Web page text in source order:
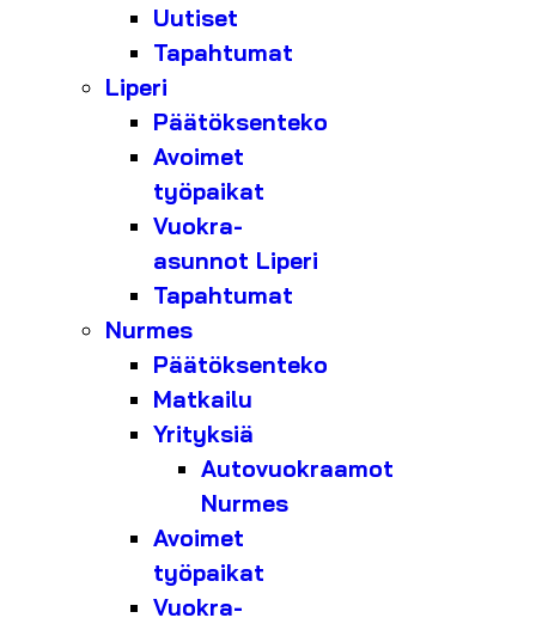
Uutiset
Tapahtumat
Liperi
Päätöksenteko
Avoimet
työpaikat
Vuokra-
asunnot Liperi
Tapahtumat
Nurmes
Päätöksenteko
Matkailu
Yrityksiä
Autovuokraamot
Nurmes
Avoimet
työpaikat
Vuokra-